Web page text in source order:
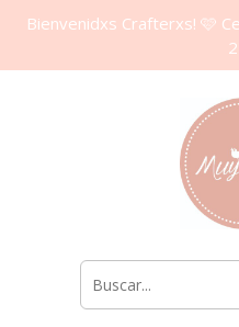
Bienvenidxs Crafterxs! 🩷